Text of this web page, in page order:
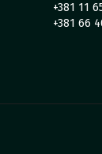
+381 11
+381 66